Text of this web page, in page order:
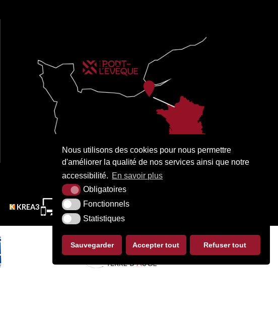
Nous utilisons des cookies pour nous permettre
d'améliorer la qualité de nos services ainsi que notre
accessibilité. En savoir plus
Obligatoires
Fonctionnels
Statistiques
Sauvegarder Accepter tout Refuser tout
KREA3